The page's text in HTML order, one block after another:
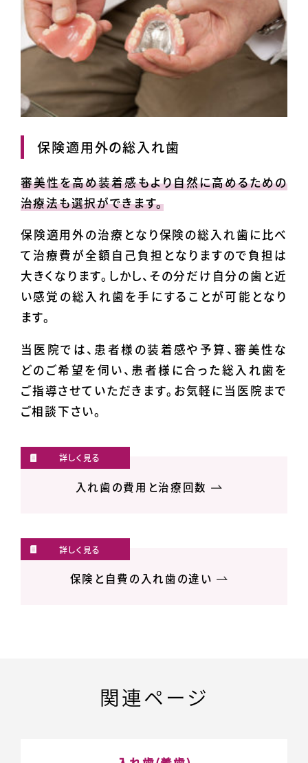
保険適用外の総入れ歯
審美性を高め装着感もより自然に高めるための
治療法も選択ができます。
保険適用外の治療となり保険の総入れ歯に比べ
て治療費が全額自己負担となりますので負担は
大きくなります。しかし、その分だけ自分の歯と近
い感覚の総入れ歯を手にすることが可能となり
ます。
当医院では、患者様の装着感や予算、審美性な
どのご希望を伺い、患者様に合った総入れ歯を
ご指導させていただきます。お気軽に当医院まで
ご相談下さい。
入れ歯の費用と治療回数
保険と自費の入れ歯の違い
関連ページ